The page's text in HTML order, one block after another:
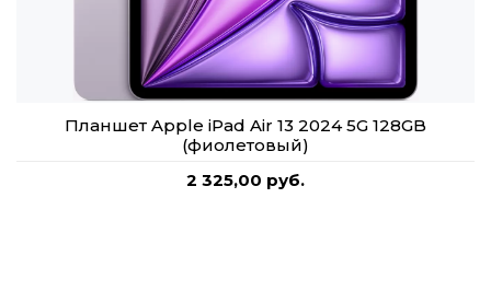
Планшет Apple iPad Air 13 2024 5G 128GB
(фиолетовый)
2 325,00 руб.